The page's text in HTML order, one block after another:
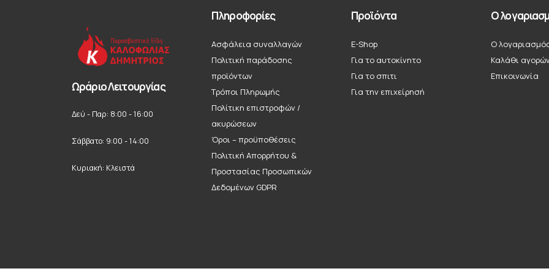
Ωράριο Λειτουργίας
Δεύ - Παρ: 8:00 - 16:00
Σάββατο: 9:00 - 14:00
Κυριακή: Κλειστά
Πληροφορίες
Ασφάλεια συναλλαγών
Πολιτική παράδοσης
προϊόντων
Τρόποι Πληρωμής
Πολίτικη επιστροφών /
ακυρώσεων
Όροι – προϋποθέσεις
Πολιτική Απορρήτου &
Προστασίας Προσωπικών
Δεδομένων GDPR
Προϊόντα
E-Shop
Για το αυτοκίνητο
Για το σπιτι
Για την επιχείρησή
Ο
Ο
Καλάθι
Επικοινωνία